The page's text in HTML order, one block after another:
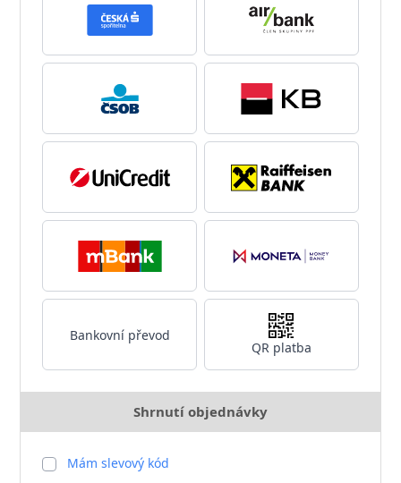
Bankovní převod
QR platba
Shrnutí objednávky
Mám slevový kód